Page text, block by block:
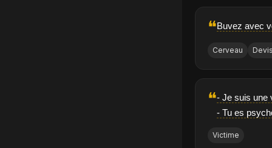
❝Buvez avec
Cerveau
❝- Je suis une
- Tu es
Victime